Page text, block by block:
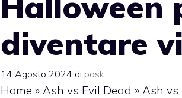
diventare
14 Agosto 2024 di pask
Home » Ash vs Evil Dead » Ash vs